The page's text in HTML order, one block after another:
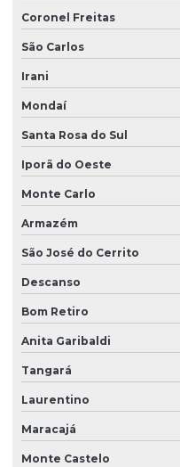
Projeto de laje protendida
Projeto de paredes
Projeto de rede de esgoto
Projeto sanitário completo
Viga para concreto armado
Viga concreto protendido
Coronel Freitas
São Carlos
Irani
Mondaí
Santa Rosa do Sul
Iporã do Oeste
Monte Carlo
Armazém
São José do Cerrito
Descanso
Bom Retiro
Anita Garibaldi
Tangará
Laurentino
Maracajá
Monte Castelo